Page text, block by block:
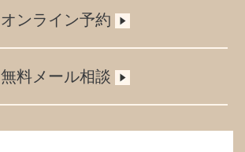
オンライン予約
無料メール相談